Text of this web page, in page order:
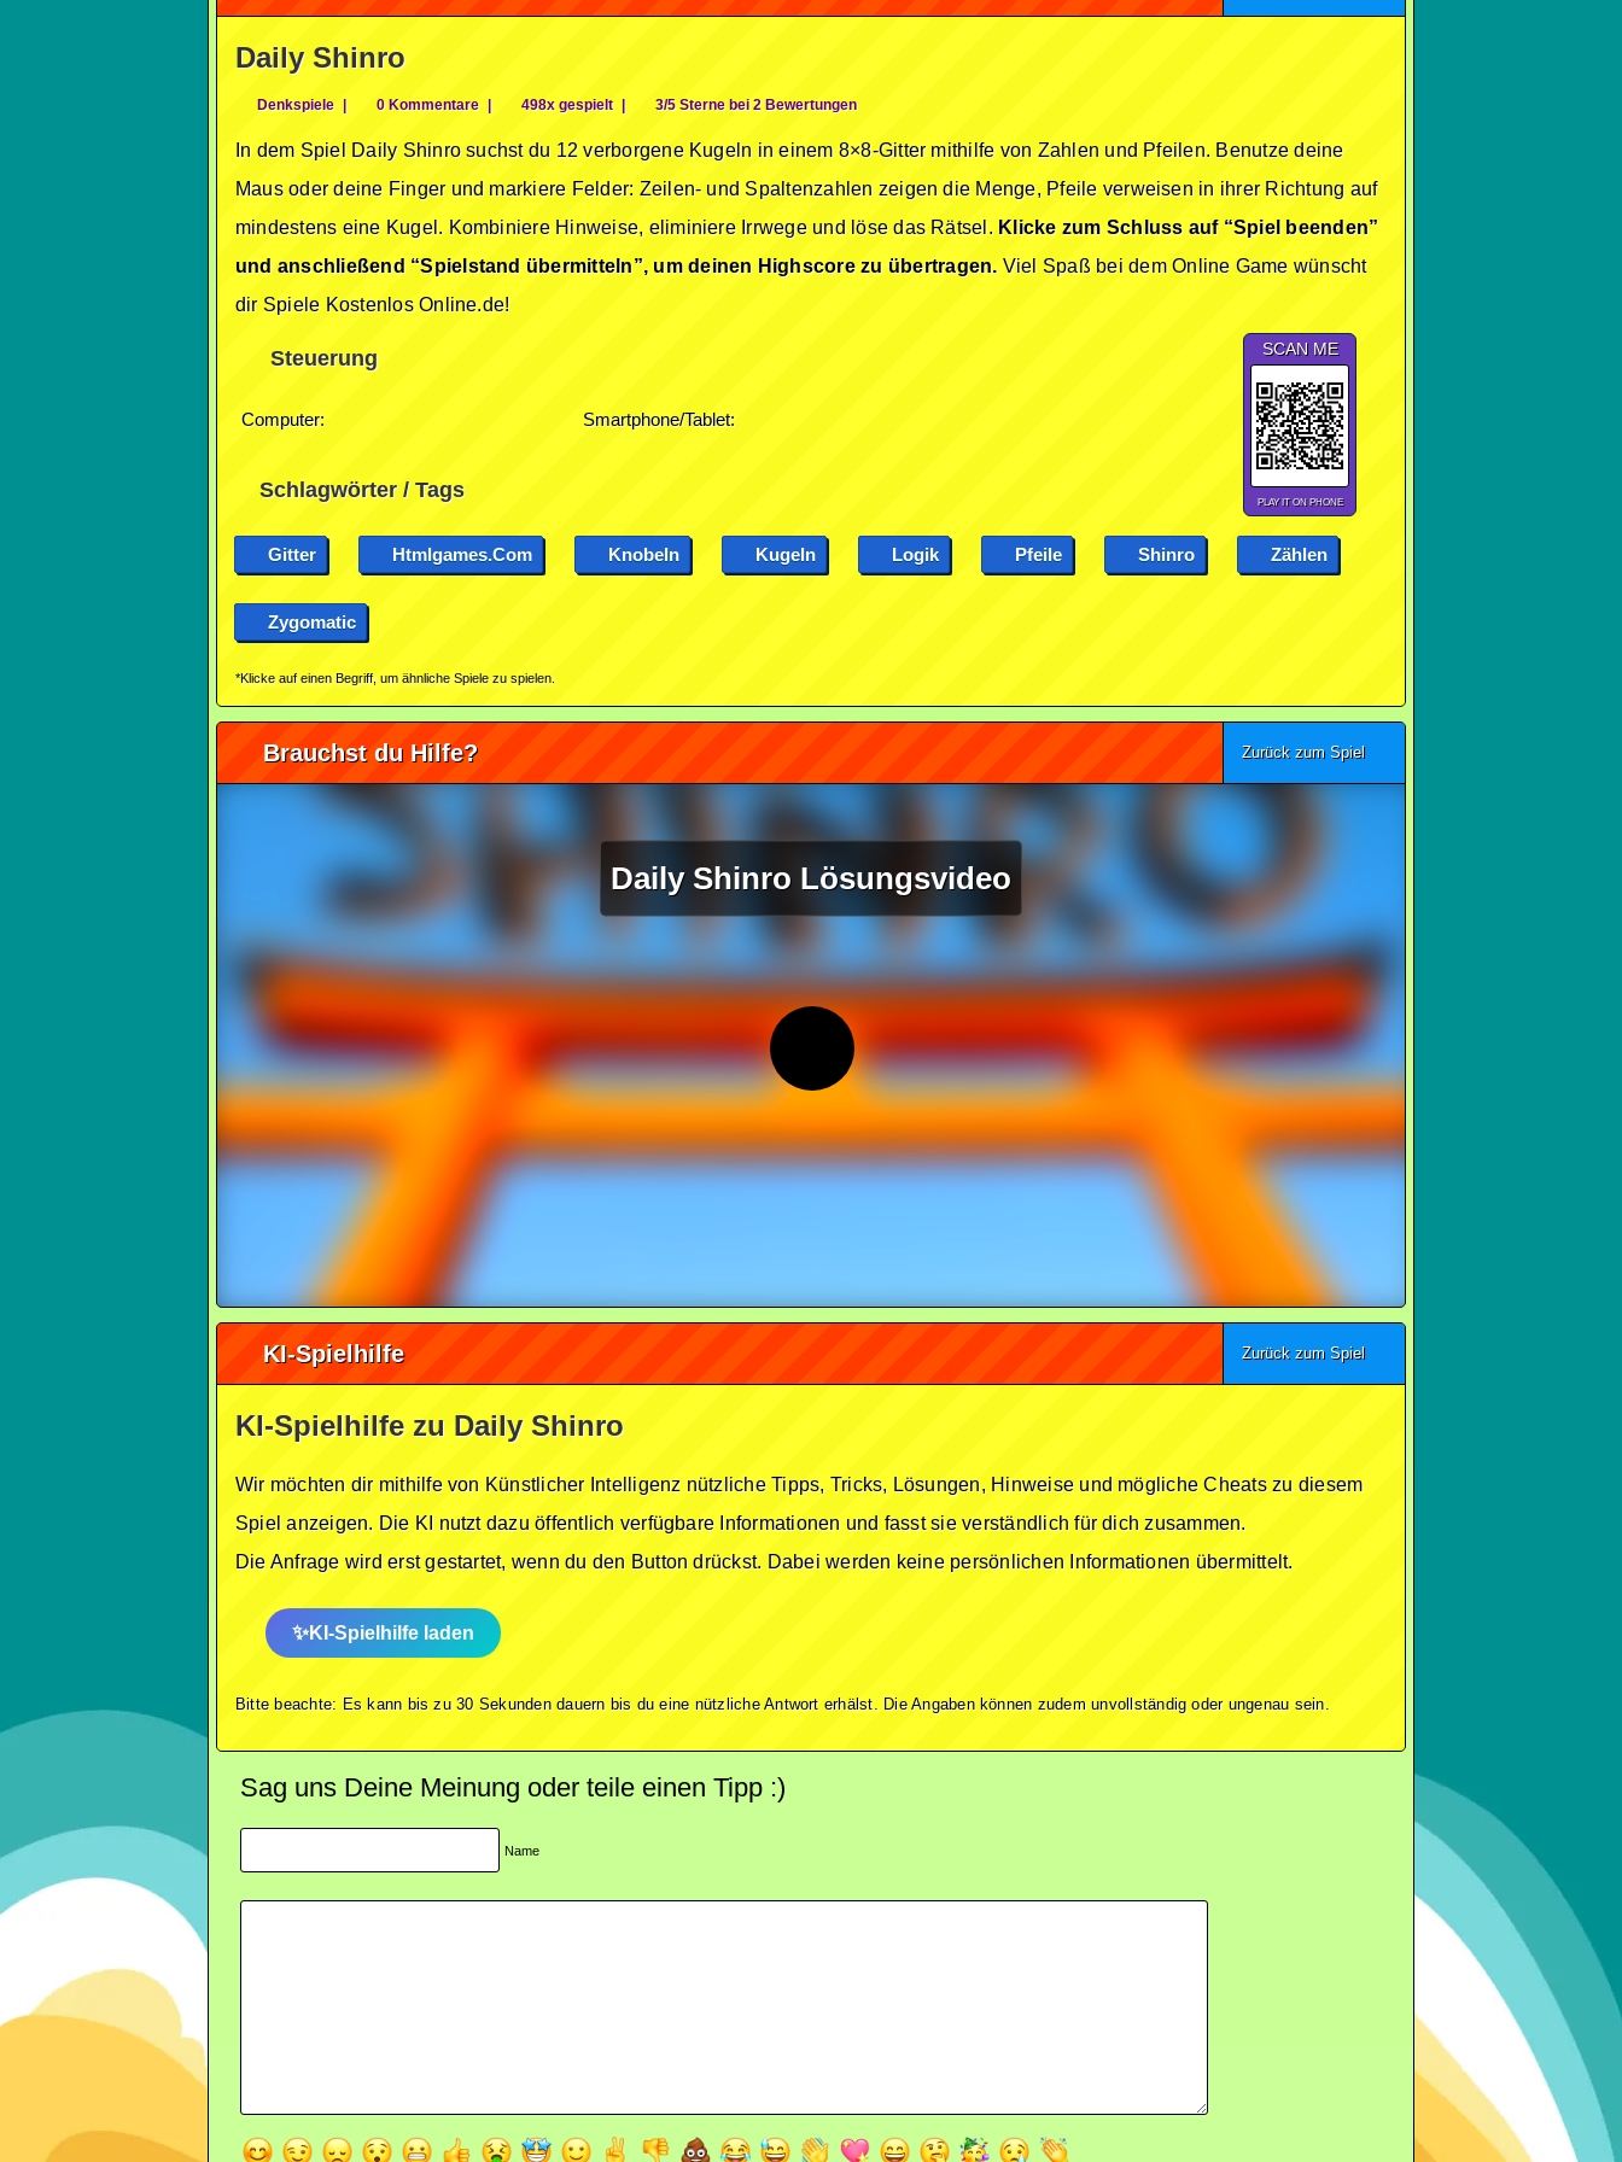
Daily Shinro
Denkspiele | 0 Kommentare | 498x gespielt | 3/5 Sterne bei 2 Bewertungen
In dem Spiel Daily Shinro suchst du 12 verborgene Kugeln in einem 8×8-Gitter mithilfe von Zahlen und Pfeilen. Benutze deine
Maus oder deine Finger und markiere Felder: Zeilen- und Spaltenzahlen zeigen die Menge, Pfeile verweisen in ihrer Richtung auf
mindestens eine Kugel. Kombiniere Hinweise, eliminiere Irrwege und löse das Rätsel. Klicke zum Schluss auf “Spiel beenden”
und anschließend “Spielstand übermitteln”, um deinen Highscore zu übertragen. Viel Spaß bei dem Online Game wünscht
dir Spiele Kostenlos Online.de!
Steuerung
Computer: Smartphone/Tablet:
SCAN ME
PLAY IT ON PHONE
Schlagwörter / Tags
Gitter Htmlgames.com Knobeln Kugeln Logik Pfeile Shinro Zählen
Zygomatic
*Klicke auf einen Begriff, um ähnliche Spiele zu spielen.
Brauchst du Hilfe? Zurück zum Spiel
Daily Shinro Lösungsvideo
KI-Spielhilfe Zurück zum Spiel
KI-Spielhilfe zu Daily Shinro
Wir möchten dir mithilfe von Künstlicher Intelligenz nützliche Tipps, Tricks, Lösungen, Hinweise und mögliche Cheats zu diesem
Spiel anzeigen. Die KI nutzt dazu öffentlich verfügbare Informationen und fasst sie verständlich für dich zusammen.
Die Anfrage wird erst gestartet, wenn du den Button drückst. Dabei werden keine persönlichen Informationen übermittelt.
KI-Spielhilfe laden
Bitte beachte: Es kann bis zu 30 Sekunden dauern bis du eine nützliche Antwort erhälst. Die Angaben können zudem unvollständig oder ungenau sein.
Sag uns Deine Meinung oder teile einen Tipp :)
Name